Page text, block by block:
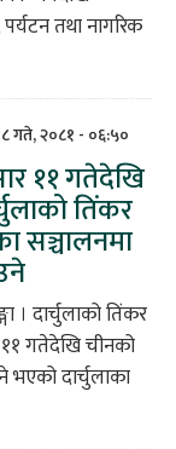
तथा नागरिक
गते, २०८१ - ०६:५०
११ गतेदेखि
तिंकर
सञ्चालनमा
। दार्चुलाको तिंकर
गतेदेखि चीनको
दार्चुलाका